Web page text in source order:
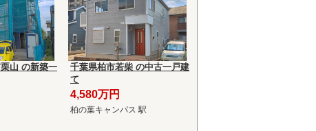
山 の新築一
千葉県柏市若柴 の中古一戸建
て
4,580万円
柏の葉キャンパス 駅